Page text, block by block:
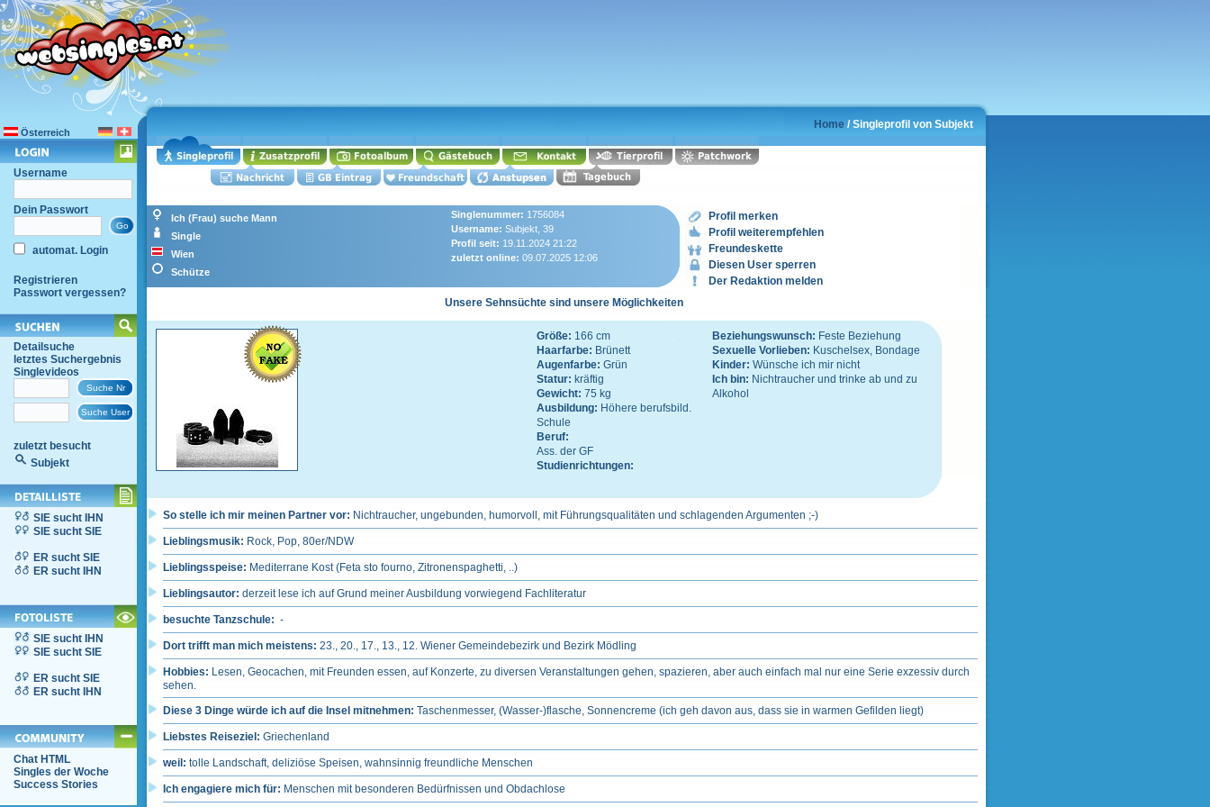
Österreich
Username
Dein Passwort
automat. Login
Registrieren
Passwort vergessen?
Detailsuche
letztes Suchergebnis
Singlevideos
zuletzt besucht
Subjekt
SIE sucht IHN
SIE sucht SIE
ER sucht SIE
ER sucht IHN
SIE sucht IHN
SIE sucht SIE
ER sucht SIE
ER sucht IHN
Chat HTML
Singles der Woche
Success Stories
Home / Singleprofil von Subjekt
Ich (Frau) suche Mann
Single
Wien
Schütze
Singlenummer: 1756084
Username: Subjekt, 39
Profil seit: 19.11.2024 21:22
zuletzt online: 09.07.2025 12:06
Profil merken
Profil weiterempfehlen
Freundeskette
Diesen User sperren
Der Redaktion melden
Unsere Sehnsüchte sind unsere Möglichkeiten
Größe: 166 cm
Haarfarbe: Brünett
Augenfarbe: Grün
Statur: kräftig
Gewicht: 75 kg
Ausbildung: Höhere berufsbild.
Schule
Beruf:
Ass. der GF
Studienrichtungen:
Beziehungswunsch: Feste Beziehung
Sexuelle Vorlieben: Kuschelsex, Bondage
Kinder: Wünsche ich mir nicht
Ich bin: Nichtraucher und trinke ab und zu
Alkohol
So stelle ich mir meinen Partner vor: Nichtraucher, ungebunden, humorvoll, mit Führungsqualitäten und schlagenden Argumenten ;-)
Lieblingsmusik: Rock, Pop, 80er/NDW
Lieblingsspeise: Mediterrane Kost (Feta sto fourno, Zitronenspaghetti, ..)
Lieblingsautor: derzeit lese ich auf Grund meiner Ausbildung vorwiegend Fachliteratur
besuchte Tanzschule: -
Dort trifft man mich meistens: 23., 20., 17., 13., 12. Wiener Gemeindebezirk und Bezirk Mödling
Hobbies: Lesen, Geocachen, mit Freunden essen, auf Konzerte, zu diversen Veranstaltungen gehen, spazieren, aber auch einfach mal nur eine Serie exzessiv durch
sehen.
Diese 3 Dinge würde ich auf die Insel mitnehmen: Taschenmesser, (Wasser-)flasche, Sonnencreme (ich geh davon aus, dass sie in warmen Gefilden liegt)
Liebstes Reiseziel: Griechenland
weil: tolle Landschaft, deliziöse Speisen, wahnsinnig freundliche Menschen
Ich engagiere mich für: Menschen mit besonderen Bedürfnissen und Obdachlose